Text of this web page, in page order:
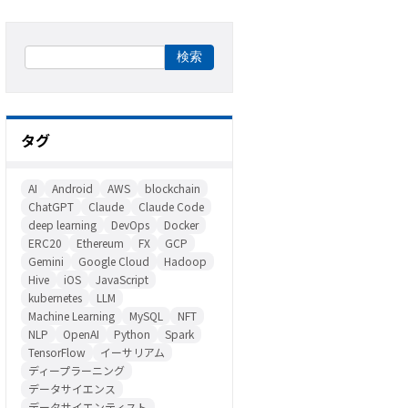
タグ
AI Android AWS
blockchain
ChatGPT
Claude
Claude Code
deep learning
DevOps
Docker
ERC20
Ethereum FX
GCP
Gemini
Google Cloud
Hadoop
Hive
iOS
JavaScript
kubernetes
LLM
Machine Learning
MySQL
NFT
NLP
OpenAI Python
Spark
TensorFlow
イーサリアム
ディープラーニング
データサイエンス